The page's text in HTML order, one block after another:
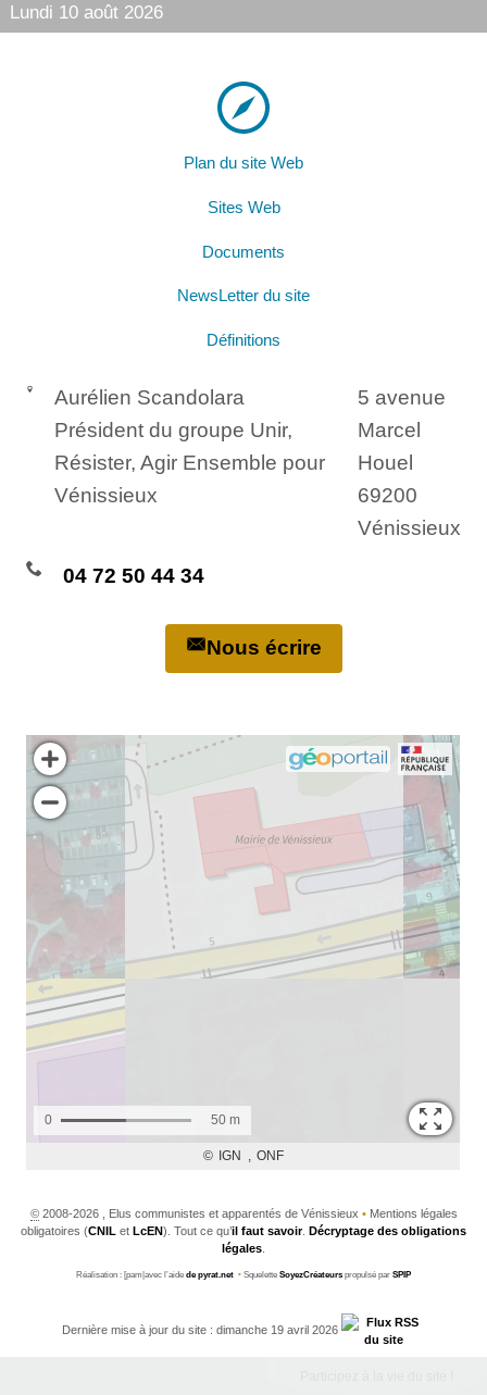
Lundi 10 août 2026
Plan du site Web
Sites Web
Documents
NewsLetter du site
Définitions
Aurélien Scandolara
Président du groupe Unir,
Résister, Agir Ensemble pour
Vénissieux
5 avenue
Marcel
Houel
69200
Vénissieux
04 72 50 44 34
Nous écrire
©2008-2026 , Elus communistes et apparentés de Vénissieux •Mentions légales
obligatoires (CNIL et LcEN). Tout ce qu’il faut savoir. Décryptage des obligations
légales
Réalisation : [pam|avec l’aide de pyrat.net • Squelette SoyezCréateurs propulsé par SPIP
Dernière mise à jour du site : dimanche 19 avril 2026